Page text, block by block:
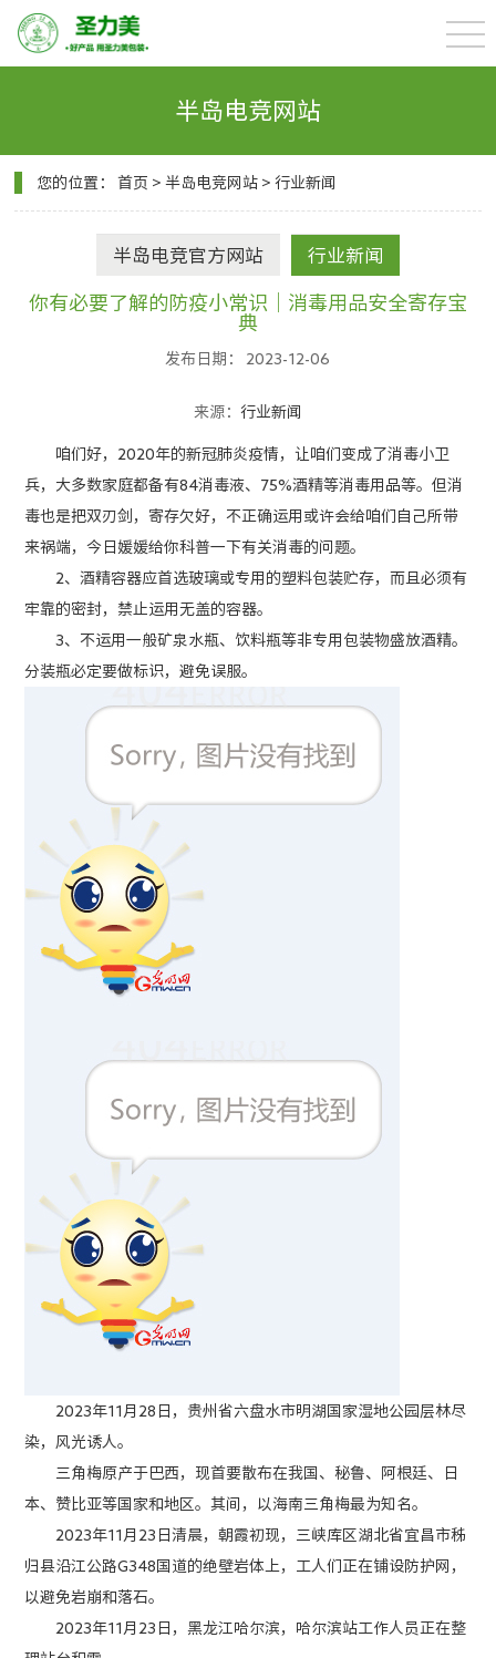
半岛电竞网站
您的位置：首页 >半岛电竞网站 >行业新闻
半岛电竞官方网站 行业新闻
你有必要了解的防疫小常识｜消毒用品安全寄存宝
典
发布日期： 2023-12-06
来源： 行业新闻
咱们好，2020年的新冠肺炎疫情，让咱们变成了消毒小卫
兵，大多数家庭都备有84消毒液、75%酒精等消毒用品等。但消
毒也是把双刃剑，寄存欠好，不正确运用或许会给咱们自己所带
来祸端，今日媛媛给你科普一下有关消毒的问题。
2、酒精容器应首选玻璃或专用的塑料包装贮存，而且必须有
牢靠的密封，禁止运用无盖的容器。
3、不运用一般矿泉水瓶、饮料瓶等非专用包装物盛放酒精。
分装瓶必定要做标识，避免误服。
2023年11月28日，贵州省六盘水市明湖国家湿地公园层林尽
染，风光诱人。
三角梅原产于巴西，现首要散布在我国、秘鲁、阿根廷、日
本、赞比亚等国家和地区。其间，以海南三角梅最为知名。
2023年11月23日清晨，朝霞初现，三峡库区湖北省宜昌市秭
归县沿江公路G348国道的绝壁岩体上，工人们正在铺设防护网，
以避免岩崩和落石。
2023年11月23日，黑龙江哈尔滨，哈尔滨站工作人员正在整